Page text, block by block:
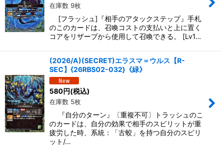
在庫数 9枚
[フラッシュ]『相手のアタックステップ』手札
のこのカードは、召喚コストの支払いと上に置く
コアをリザーブから使用して召喚できる。 [Lv1…
(2026/A)(SECRET)エラスマ＝ウルス【R-
SEC】{26RBS02-032}《緑》
580円(税込)
在庫数 5枚
『自分のターン』〔重複不可〕トラッシュのこ
のカードは、自分の効果で相手のスピリットが重
疲労した時、系統：「古蛟」を持つ自分のスピリ
ット/…